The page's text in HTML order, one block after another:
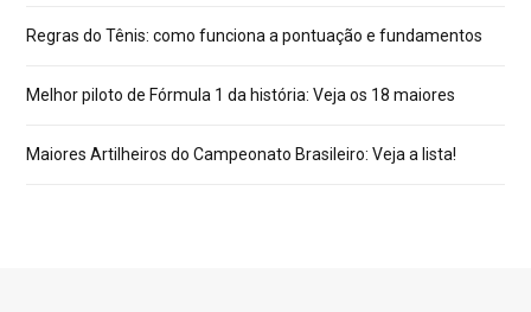
Regras do Tênis: como funciona a pontuação e fundamentos
Melhor piloto de Fórmula 1 da história: Veja os 18 maiores
Maiores Artilheiros do Campeonato Brasileiro: Veja a lista!